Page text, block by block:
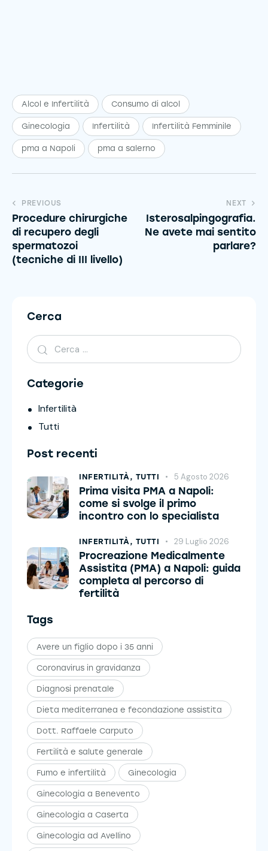
Alcol e Infertilità Consumo di alcol
Ginecologia Infertilità Infertilità Femminile
pma a Napoli pma a salerno
PREVIOUS
Procedure chirurgiche
di recupero degli
spermatozoi
(tecniche di III livello)
NEXT
Isterosalpingografia.
Ne avete mai sentito
parlare?
Cerca
Categorie
Infertilità
Tutti
Post recenti
INFERTILITÀ, TUTTI 5 Agosto 2026
Prima visita PMA a Napoli:
come si svolge il primo
incontro con lo specialista
INFERTILITÀ, TUTTI 29 Luglio 2026
Procreazione Medicalmente
Assistita (PMA) a Napoli: guida
completa al percorso di
fertilità
Tags
Avere un figlio dopo i 35 anni
Coronavirus in gravidanza
Diagnosi prenatale
Dieta mediterranea e fecondazione assistita
Dott. Raffaele Carputo
Fertilità e salute generale
Fumo e infertilità Ginecologia
Ginecologia a Benevento
Ginecologia a Caserta
Ginecologia ad Avellino